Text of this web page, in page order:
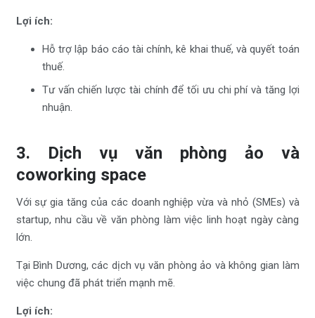
Lợi ích:
Hỗ trợ lập báo cáo tài chính, kê khai thuế, và quyết toán
thuế.
Tư vấn chiến lược tài chính để tối ưu chi phí và tăng lợi
nhuận.
3. Dịch vụ văn phòng ảo và
coworking space
Với sự gia tăng của các doanh nghiệp vừa và nhỏ (SMEs) và
startup, nhu cầu về văn phòng làm việc linh hoạt ngày càng
lớn.
Tại Bình Dương, các dịch vụ văn phòng ảo và không gian làm
việc chung đã phát triển mạnh mẽ.
Lợi ích: